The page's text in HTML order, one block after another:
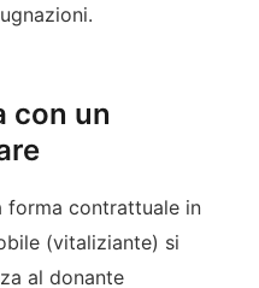
con un
forma contrattuale in
(vitaliziante) si
al donante